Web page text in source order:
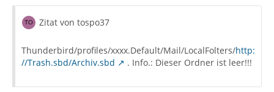
Zitat von tospo37
Thunderbird/profiles/xxxx.Default/Mail/LocalFolters/http:
//Trash.sbd/Archiv.sbd
. Info.: Dieser Ordner ist leer!!!